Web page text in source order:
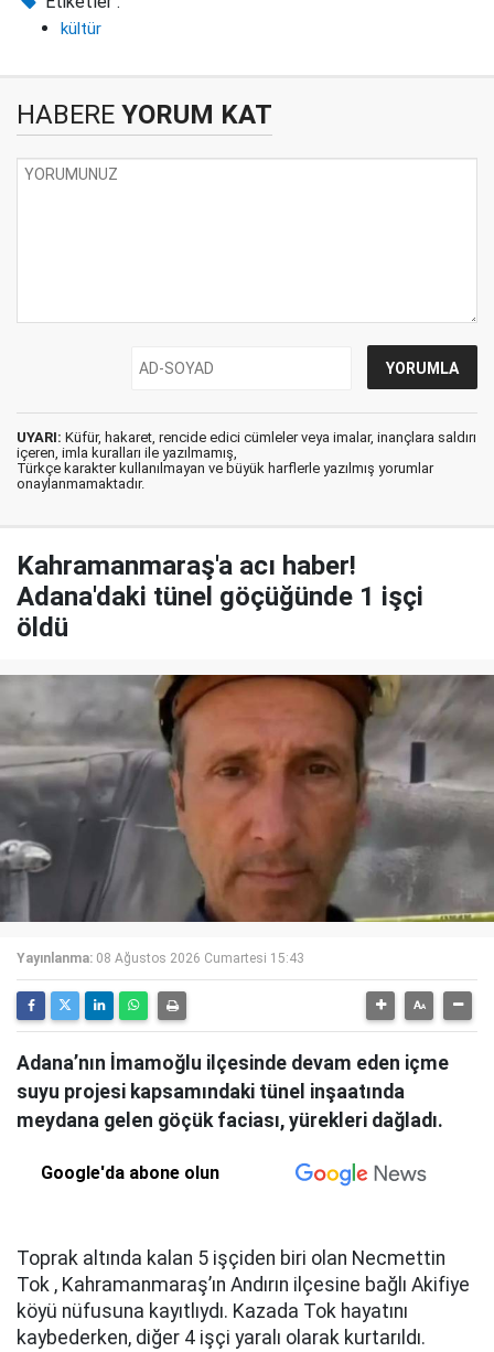
kültür
HABERE YORUM KAT
UYARI: Küfür, hakaret, rencide edici cümleler veya imalar, inançlara saldırı
içeren, imla kuralları ile yazılmamış,
Türkçe karakter kullanılmayan ve büyük harflerle yazılmış yorumlar
onaylanmamaktadır.
Kahramanmaraş'a acı haber!
Adana'daki tünel göçüğünde 1 işçi
öldü
Yayınlanma: 08 Ağustos 2026 Cumartesi 15:43
Adana’nın İmamoğlu ilçesinde devam eden içme
suyu projesi kapsamındaki tünel inşaatında
meydana gelen göçük faciası, yürekleri dağladı.
Google'da abone olun
Toprak altında kalan 5 işçiden biri olan Necmettin
Tok , Kahramanmaraş’ın Andırın ilçesine bağlı Akifiye
köyü nüfusuna kayıtlıydı. Kazada Tok hayatını
kaybederken, diğer 4 işçi yaralı olarak kurtarıldı.